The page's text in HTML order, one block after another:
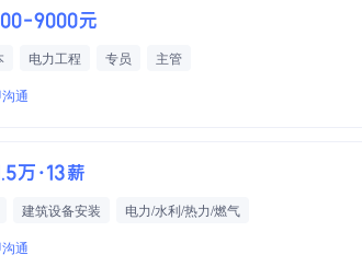
9000元
电力工程 专员
主管
通
万·13薪
建筑设备安装
电力/水利/热力/燃气
通